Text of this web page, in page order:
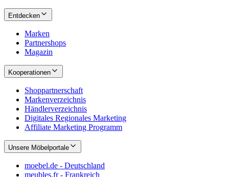
Entdecken
Marken
Partnershops
Magazin
Kooperationen
Shoppartnerschaft
Markenverzeichnis
Händlerverzeichnis
Digitales Regionales Marketing
Affiliate Marketing Programm
Unsere Möbelportale
moebel.de - Deutschland
meubles.fr - Frankreich